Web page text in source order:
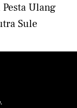
Ulang
Sule